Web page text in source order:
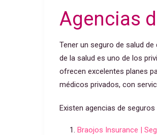
Agencias
Tener un seguro de salud
de la salud es uno de los
ofrecen excelentes planes
médicos privados, con
Existen agencias de
Braojos Insurance |